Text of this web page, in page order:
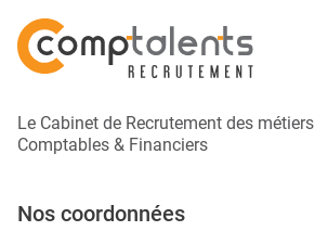
Le Cabinet de Recrutement des métiers
Comptables & Financiers
Nos coordonnées